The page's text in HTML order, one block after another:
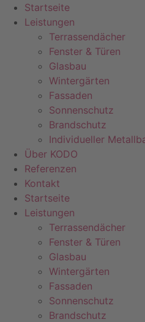
Zum
Inhalt
springen
Startseite
Leistungen
Terrassendächer
Fenster & Türen
Glasbau
Wintergärten
Fassaden
Sonnenschutz
Brandschutz
Individueller
Über KODO
Referenzen
Kontakt
Startseite
Leistungen
Terrassendächer
Fenster & Türen
Glasbau
Wintergärten
Fassaden
Sonnenschutz
Brandschutz